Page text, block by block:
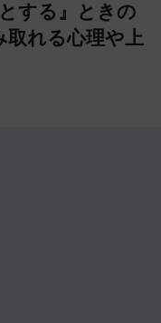
する』ときの
れる心理や上